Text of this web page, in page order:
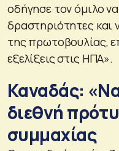
οδήγησε τον όμιλο να
δραστηριότητες και
της πρωτοβουλίας,
εξελίξεις στις ΗΠΑ».
Καναδάς:
διεθνή
συμμαχίας